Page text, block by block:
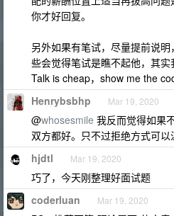
你才好回复。
另外如果有笔试，尽量提前说
些会觉得笔试是瞧不起他，其实
Talk is cheap，show me the
Henrybsbhp Mar 19, 2020
@whosesmile 我反而觉得如果
双方都好。只不过拒绝方式可以
hjdtl Mar 19, 2020
巧了，今天刚整理好面试题
coderluan Mar 19, 2020